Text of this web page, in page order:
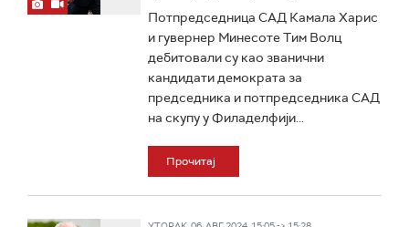
Потпредседница САД Камала Харис
и гувернер Минесоте Тим Волц
дебитовали су као званични
кандидати демократа за
председника и потпредседника САД
на скупу у Филаделфији...
Прочитај